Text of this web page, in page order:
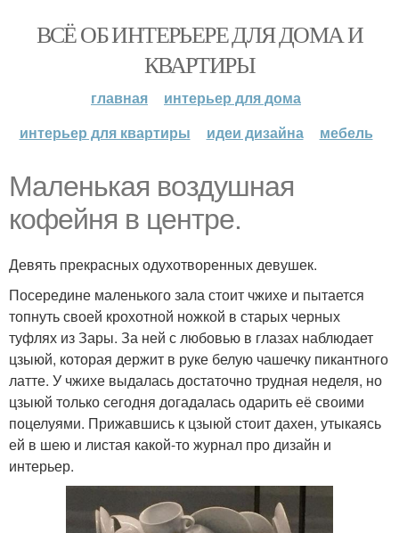
ВСЁ ОБ ИНТЕРЬЕРЕ ДЛЯ ДОМА И
КВАРТИРЫ
главная
интерьер для дома
интерьер для квартиры
идеи дизайна мебель
Маленькая воздушная
кофейня в центре.
Девять прекрасных одухотворенных девушек.
Посередине маленького зала стоит чжихе и пытается
топнуть своей крохотной ножкой в старых черных
туфлях из Зары. За ней с любовью в глазах наблюдает
цзыюй, которая держит в руке белую чашечку пикантного
латте. У чжихе выдалась достаточно трудная неделя, но
цзыюй только сегодня догадалась одарить её своими
поцелуями. Прижавшись к цзыюй стоит дахен, утыкаясь
ей в шею и листая какой-то журнал про дизайн и
интерьер.